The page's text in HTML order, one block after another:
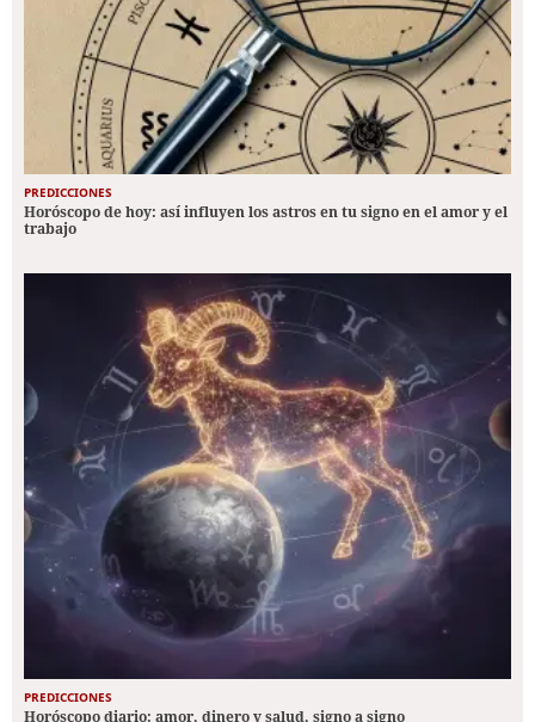
PREDICCIONES
Horóscopo de hoy: así influyen los astros en tu signo en el amor y el
trabajo
PREDICCIONES
Horóscopo diario: amor, dinero y salud, signo a signo